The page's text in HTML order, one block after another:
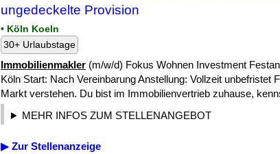
ungedeckelte Provision
• Köln Koeln
30+ Urlaubstage
Immobilienmakler (m/w/d) Fokus Wohnen Investment
Köln Start: Nach Vereinbarung Anstellung: Vollzeit unbefristet
Markt verstehen. Du bist im Immobilienvertrieb zuhause,
MEHR INFOS ZUM STELLENANGEBOT
▶ Zur Stellenanzeige